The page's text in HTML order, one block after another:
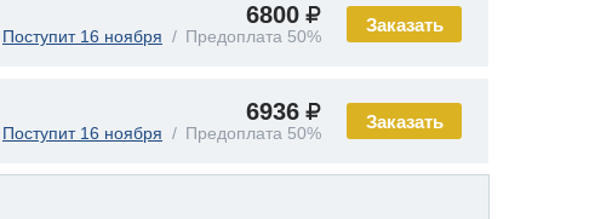
Заказать
6800
Поступит 16 ноября Предоплата 50%
Заказать
6936
Поступит 16 ноября Предоплата 50%